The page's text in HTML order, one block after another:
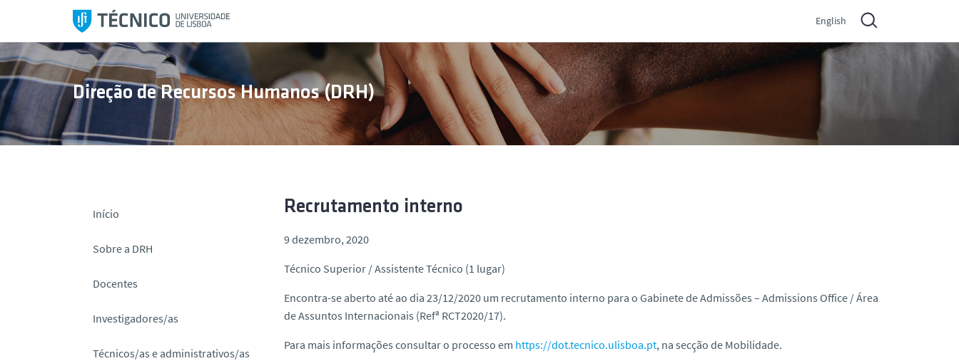
l
t
a
r
p
a
English
Direção de Recursos Humanos (DRH)
Início
Sobre a DRH
Docentes
Investigadores/as
Técnicos/as e administrativos/as
Recrutamento interno
9 dezembro, 2020
Técnico Superior / Assistente Técnico (1 lugar)
Encontra-se aberto até ao dia 23/12/2020 um recrutamento interno para o Gabinete de Admissões – Admissions Office / Área
de Assuntos Internacionais (Refª RCT2020/17).
Para mais informações consultar o processo em https://dot.tecnico.ulisboa.pt, na secção de Mobilidade.